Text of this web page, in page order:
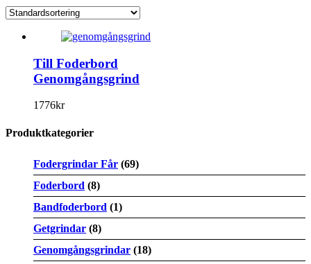
Till Foderbord
Genomgångsgrind
1776kr
Produktkategorier
Fodergrindar Får (69)
Foderbord (8)
Bandfoderbord (1)
Getgrindar (8)
Genomgångsgrindar (18)